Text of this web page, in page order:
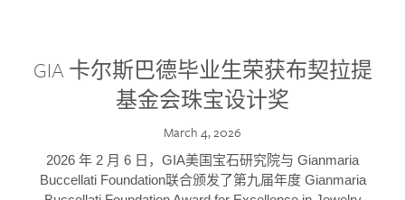
GIA 卡尔斯巴德毕业生荣获布契拉提
基金会珠宝设计奖
March 4, 2026
2026 年 2 月 6 日，GIA美国宝石研究院与 Gianmaria
Buccellati Foundation联合颁发了第九届年度 Gianmaria